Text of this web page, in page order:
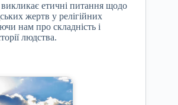
етичні питання щодо
жертв у релігійних
нам про складність і
людства.